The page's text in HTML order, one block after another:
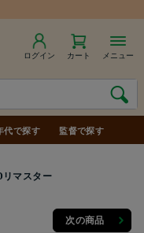
ログイン カート メニュー
代で探す 監督で探す
マスター
次の商品